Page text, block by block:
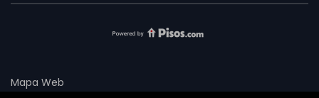
Mapa Web